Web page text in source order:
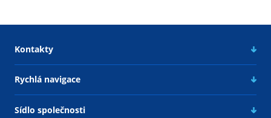
Kontakty
Rychlá navigace
Sídlo společnosti